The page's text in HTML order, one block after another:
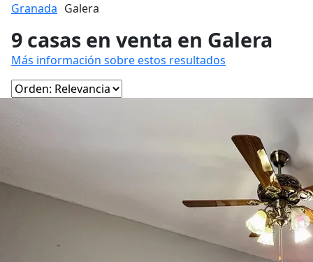
Granada Galera
9 casas en venta en Galera
Más información sobre estos resultados